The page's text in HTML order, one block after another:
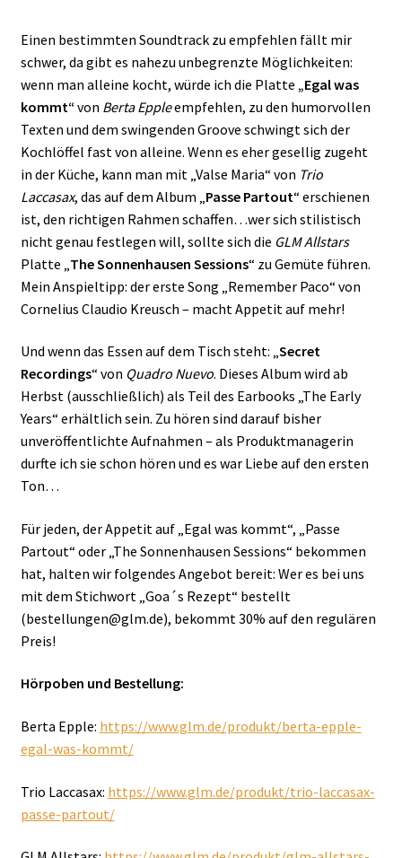
Einen bestimmten Soundtrack zu empfehlen fällt mir
schwer, da gibt es nahezu unbegrenzte Möglichkeiten:
wenn man alleine kocht, würde ich die Platte „Egal was
kommt“von Berta Eppleempfehlen, zu den humorvollen
Texten und dem swingenden Groove schwingt sich der
Kochlöffel fast von alleine. Wenn es eher gesellig zugeht
in der Küche, kann man mit „Valse Maria“ von Trio
Laccasax, das auf dem Album „ Passe Partout“ erschienen
ist, den richtigen Rahmen schaffen…wer sich stilistisch
nicht genau festlegen will, sollte sich die GLM Allstars
Platte „ The Sonnenhausen Sessions“ zu Gemüte führen.
Mein Anspieltipp: der erste Song „Remember Paco“ von
Cornelius Claudio Kreusch – macht Appetit auf mehr!
Und wenn das Essen auf dem Tisch steht: „Secret
Recordings“ von Quadro Nuevo. Dieses Album wird ab
Herbst (ausschließlich) als Teil des Earbooks „The Early
Years“ erhältlich sein. Zu hören sind darauf bisher
unveröffentlichte Aufnahmen – als Produktmanagerin
durfte ich sie schon hören und es war Liebe auf den ersten
Ton…
Für jeden, der Appetit auf „Egal was kommt“, „Passe
Partout“ oder „The Sonnenhausen Sessions“ bekommen
hat, halten wir folgendes Angebot bereit: Wer es bei uns
mit dem Stichwort „Goa´s Rezept“ bestellt
(bestellungen@glm.de), bekommt 30% auf den regulären
Preis!
Hörpoben und Bestellung:
Berta Epple: https://www.glm.de/produkt/berta-epple-
egal-was-kommt/
Trio Laccasax: https://www.glm.de/produkt/trio-laccasax-
passe-partout/